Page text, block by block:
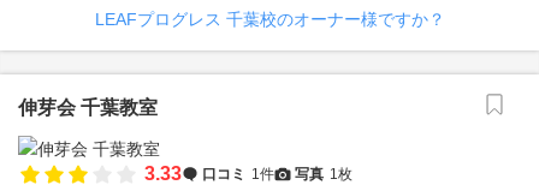
LEAFプログレス 千葉校のオーナー様ですか？
伸芽会 千葉教室
3.33 口コミ 1件 写真 1枚